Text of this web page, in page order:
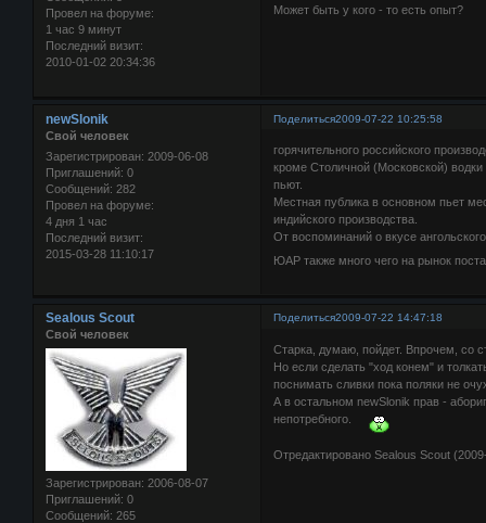
Провел на форуме:
1 час 9 минут
Последний визит:
2010-01-02 20:34:36
Может быть у кого - то есть опыт?
Поделиться2009-07-22 10:25:58
newSlonik
Свой человек
Зарегистрирован: 2009-06-08
Приглашений: 0
Сообщений: 282
Провел на форуме:
4 дня 1 час
Последний визит:
2015-03-28 11:10:17
горячительного российского
кроме Столичной (Московской)
пьют.
Местная публика в основном пьет
индийского производства.
От воспоминаний о вкусе
ЮАР также много чего на рынок
Поделиться2009-07-22 14:47:18
Sealous Scout
Свой человек
Зарегистрирован: 2006-08-07
Приглашений: 0
Сообщений: 265
Старка, думаю, пойдет. Впрочем, со
Но если сделать "ход конем" и
поснимать сливки пока поляки не
А в остальном newSlonik прав -
непотребного.
Отредактировано Sealous Scout